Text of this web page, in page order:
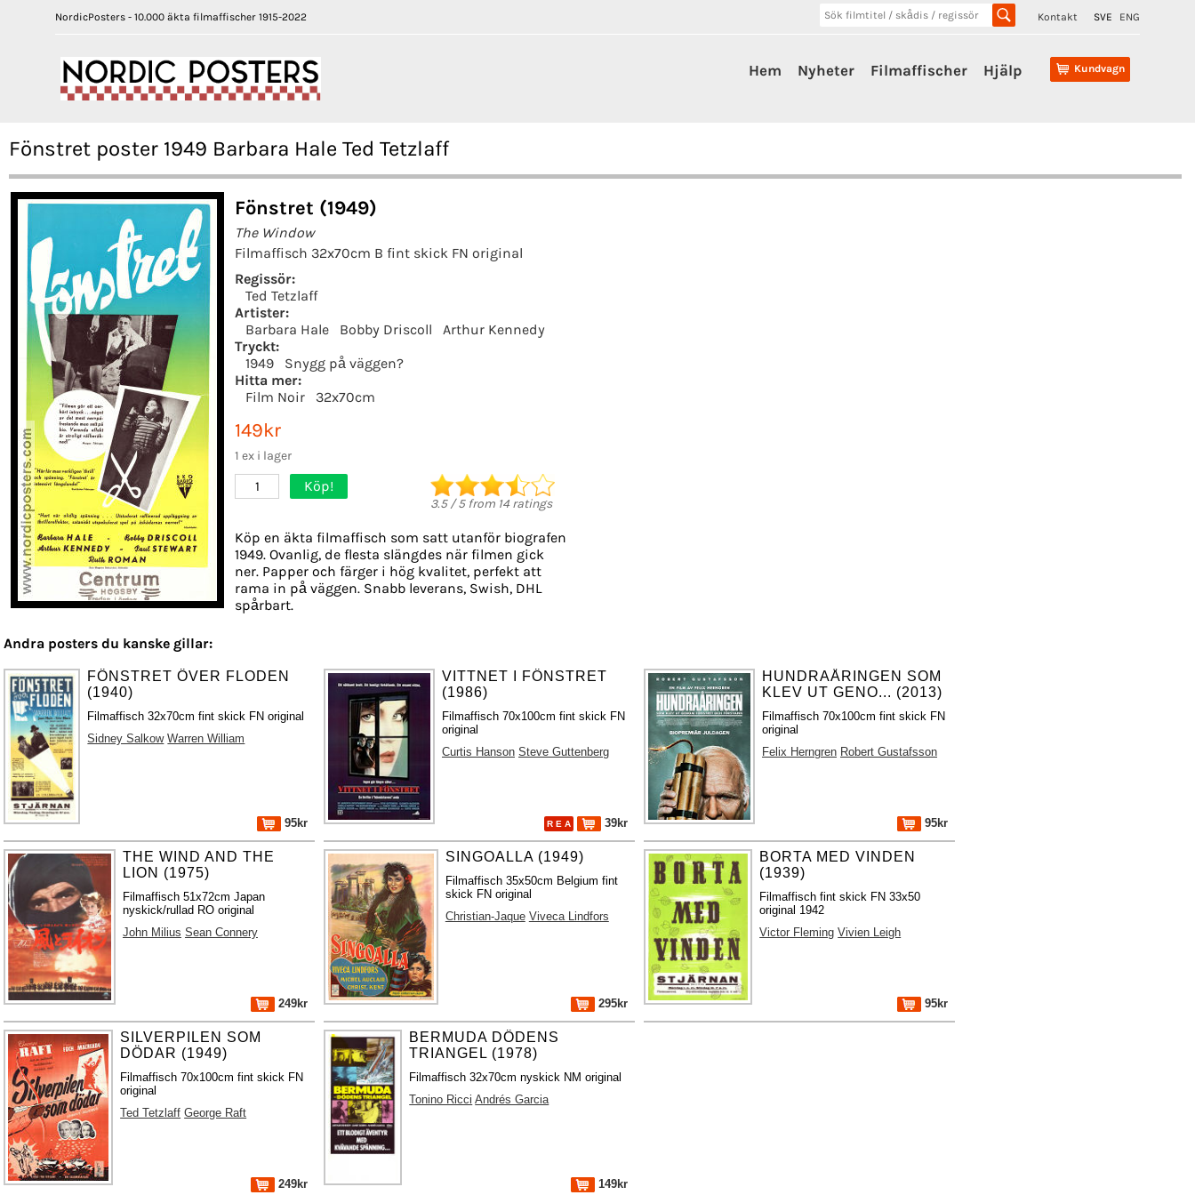
NordicPosters - 10.000 äkta filmaffischer 1915-2022 Kontakt SVE ENG
Kundvagn
Hem Nyheter Filmaffischer Hjälp
Fönstret poster 1949 Barbara Hale Ted Tetzlaff
Fönstret (1949)
The Window
Filmaffisch 32x70cm B fint skick FN original
Regissör:
Ted Tetzlaff
Artister:
Barbara Hale
Bobby Driscoll
Arthur Kennedy
Tryckt:
1949
Snygg på väggen?
Hitta mer:
Film Noir
32x70cm
149kr
1 ex i lager
1 Köp!
3.5/5from 14 ratings
Köp en äkta filmaffisch som satt utanför biografen
1949. Ovanlig, de flesta slängdes när filmen gick
ner. Papper och färger i hög kvalitet, perfekt att
rama in på väggen. Snabb leverans, Swish, DHL
spårbart.
Andra posters du kanske gillar:
FÖNSTRET ÖVER FLODEN
(1940)
Filmaffisch 32x70cm fint skick FN original
Sidney Salkow Warren William
95kr
VITTNET I FÖNSTRET
(1986)
Filmaffisch 70x100cm fint skick FN
original
Curtis Hanson Steve Guttenberg
R E A 39kr
HUNDRAÅRINGEN SOM
KLEV UT GENO... (2013)
Filmaffisch 70x100cm fint skick FN
original
Felix Herngren Robert Gustafsson
95kr
THE WIND AND THE
LION (1975)
Filmaffisch 51x72cm Japan
nyskick/rullad RO original
John Milius Sean Connery
249kr
SINGOALLA (1949)
Filmaffisch 35x50cm Belgium fint
skick FN original
Christian-Jaque Viveca Lindfors
295kr
BORTA MED VINDEN
(1939)
Filmaffisch fint skick FN 33x50
original 1942
Victor Fleming Vivien Leigh
95kr
SILVERPILEN SOM
DÖDAR (1949)
Filmaffisch 70x100cm fint skick FN
original
Ted Tetzlaff George Raft
249kr
BERMUDA DÖDENS
TRIANGEL (1978)
Filmaffisch 32x70cm nyskick NM original
Tonino Ricci Andrés Garcia
149kr